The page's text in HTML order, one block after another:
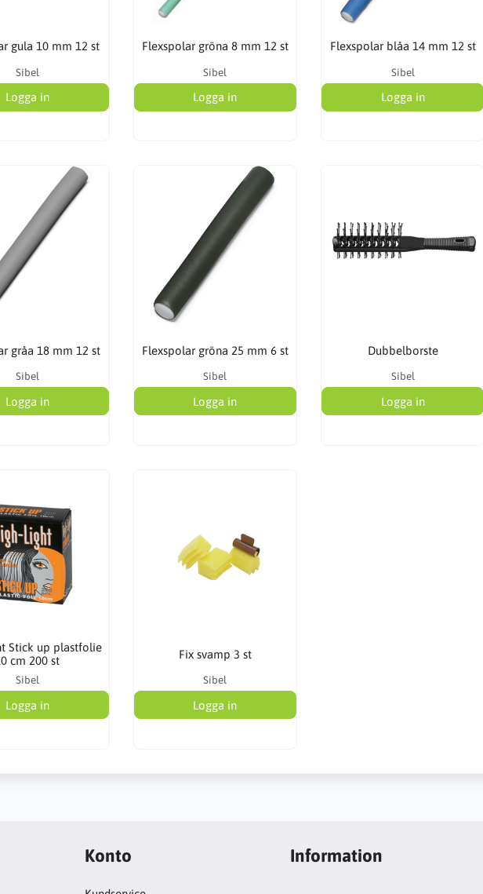
gula 10 mm 12 st
Sibel
Logga in
Flexspolar gröna 8 mm 12 st
Sibel
Logga in
Flexspolar blåa 14 mm 12 st
Sibel
Logga in
gråa 18 mm 12 st
Sibel
Logga in
Flexspolar gröna 25 mm 6 st
Sibel
Logga in
Dubbelborste
Sibel
Logga in
Stick up plastfolie
cm 200 st
Sibel
Logga in
Fix svamp 3 st
Sibel
Logga in
Konto Information